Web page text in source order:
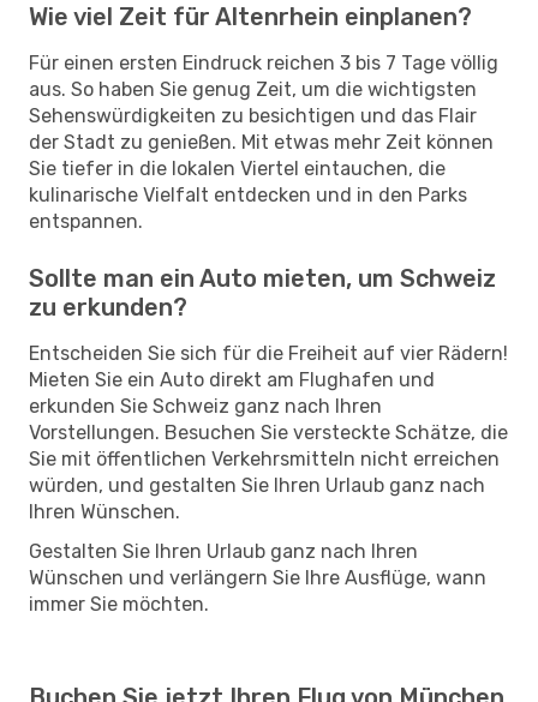
Wie viel Zeit für Altenrhein einplanen?
Für einen ersten Eindruck reichen 3 bis 7 Tage völlig
aus. So haben Sie genug Zeit, um die wichtigsten
Sehenswürdigkeiten zu besichtigen und das Flair
der Stadt zu genießen. Mit etwas mehr Zeit können
Sie tiefer in die lokalen Viertel eintauchen, die
kulinarische Vielfalt entdecken und in den Parks
entspannen.
Sollte man ein Auto mieten, um Schweiz
zu erkunden?
Entscheiden Sie sich für die Freiheit auf vier Rädern!
Mieten Sie ein Auto direkt am Flughafen und
erkunden Sie Schweiz ganz nach Ihren
Vorstellungen. Besuchen Sie versteckte Schätze, die
Sie mit öffentlichen Verkehrsmitteln nicht erreichen
würden, und gestalten Sie Ihren Urlaub ganz nach
Ihren Wünschen.
Gestalten Sie Ihren Urlaub ganz nach Ihren
Wünschen und verlängern Sie Ihre Ausflüge, wann
immer Sie möchten.